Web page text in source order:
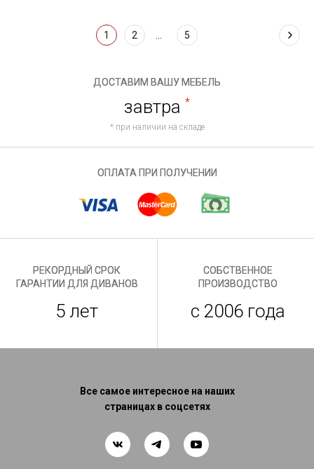
1 2 5
ДОСТАВИМ ВАШУ МЕБЕЛЬ
завтра *
* при наличии на складе
ОПЛАТА ПРИ ПОЛУЧЕНИИ
РЕКОРДНЫЙ СРОК
ГАРАНТИИ ДЛЯ ДИВАНОВ
5 лет
СОБСТВЕННОЕ
ПРОИЗВОДСТВО
с 2006 года
Все самое интересное на наших
страницах в соцсетях